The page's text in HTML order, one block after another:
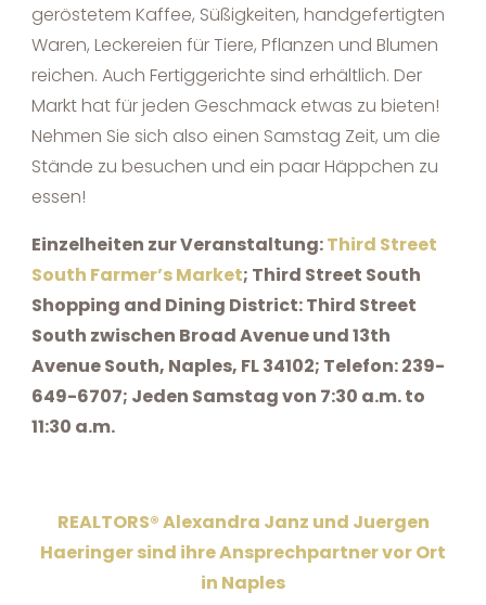
geröstetem Kaffee, Süßigkeiten, handgefertigten
Waren, Leckereien für Tiere, Pflanzen und Blumen
reichen. Auch Fertiggerichte sind erhältlich. Der
Markt hat für jeden Geschmack etwas zu bieten!
Nehmen Sie sich also einen Samstag Zeit, um die
Stände zu besuchen und ein paar Häppchen zu
essen!
Einzelheiten zur Veranstaltung:Third Street
South Farmer’s Market; Third Street South
Shopping and Dining District: Third Street
South zwischen Broad Avenue und 13th
Avenue South, Naples, FL34102; Telefon: 239-
649-6707; Jeden Samstag von 7:30 a.m. to
11:30 a.m.
REALTORS® Alexandra Janz und Juergen
Haeringer sind ihre Ansprechpartner vor Ort
in Naples